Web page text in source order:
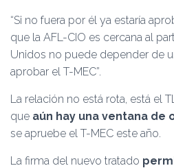
“Si no fuera por él ya estaría
que la AFL-CIO es cercana al
Unidos no puede depender de
aprobar el T-MEC”.
La relación no está rota, está el
que aún hay una ventana de
se apruebe el T-MEC este año.
La firma del nuevo tratado